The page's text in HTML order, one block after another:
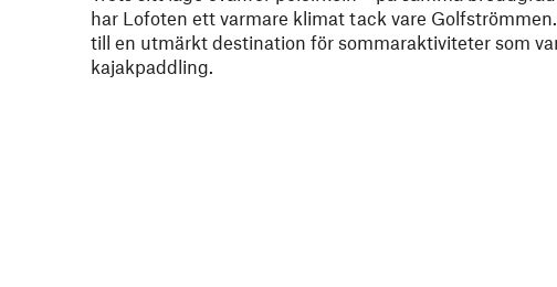
har Lofoten ett varmare klimat tack vare
till en utmärkt destination för sommaraktiviteter som
kajakpaddling.